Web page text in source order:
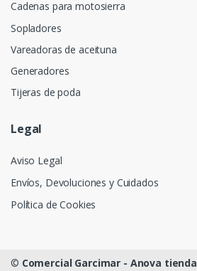
Cadenas para motosierra
Sopladores
Vareadoras de aceituna
Generadores
Tijeras de poda
Legal
Aviso Legal
Envíos, Devoluciones y Cuidados
Política de Cookies
© Comercial Garcimar - Anova tienda